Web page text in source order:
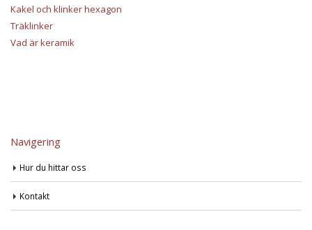
Kakel och klinker hexagon
Träklinker
Vad är keramik
Navigering
Hur du hittar oss
Kontakt